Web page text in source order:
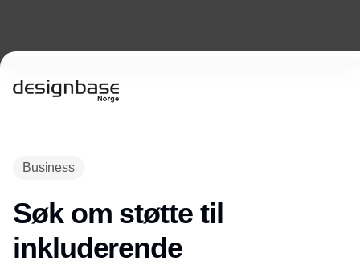
Business
Søk om støtte til
inkluderende